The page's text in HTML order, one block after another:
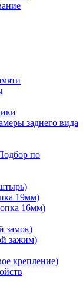
заднего вида
по
19мм)
16мм)
замок)
зажим)
крепление)